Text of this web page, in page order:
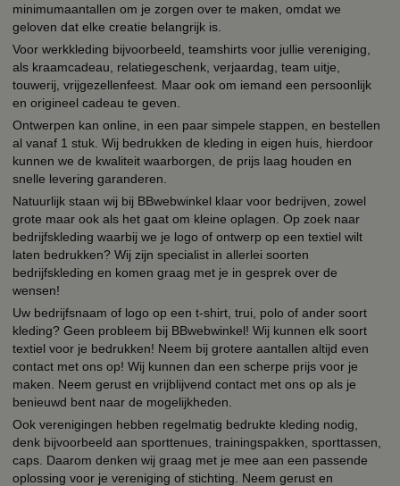
minimumaantallen om je zorgen over te maken, omdat we
geloven dat elke creatie belangrijk is.
Voor werkkleding bijvoorbeeld, teamshirts voor jullie vereniging,
als kraamcadeau, relatiegeschenk, verjaardag, team uitje,
touwerij, vrijgezellenfeest. Maar ook om iemand een persoonlijk
en origineel cadeau te geven.
Ontwerpen kan online, in een paar simpele stappen, en bestellen
al vanaf 1 stuk. Wij bedrukken de kleding in eigen huis, hierdoor
kunnen we de kwaliteit waarborgen, de prijs laag houden en
snelle levering garanderen.
Natuurlijk staan wij bij BBwebwinkel klaar voor bedrijven, zowel
grote maar ook als het gaat om kleine oplagen. Op zoek naar
bedrijfskleding waarbij we je logo of ontwerp op een textiel wilt
laten bedrukken? Wij zijn specialist in allerlei soorten
bedrijfskleding en komen graag met je in gesprek over de
wensen!
Uw bedrijfsnaam of logo op een t-shirt, trui, polo of ander soort
kleding? Geen probleem bij BBwebwinkel! Wij kunnen elk soort
textiel voor je bedrukken! Neem bij grotere aantallen altijd even
contact met ons op! Wij kunnen dan een scherpe prijs voor je
maken. Neem gerust en vrijblijvend contact met ons op als je
benieuwd bent naar de mogelijkheden.
Ook verenigingen hebben regelmatig bedrukte kleding nodig,
denk bijvoorbeeld aan sporttenues, trainingspakken, sporttassen,
caps. Daarom denken wij graag met je mee aan een passende
oplossing voor je vereniging of stichting. Neem gerust en